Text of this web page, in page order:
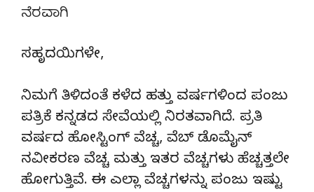
ನೆರವಾಗಿ
ಸಹೃದಯಿಗಳೇ,
ನಿಮಗೆ ತಿಳಿದಂತೆ ಕಳೆದ ಹತ್ತು ವರ್ಷಗಳಿಂದ ಪಂಜು
ಪತ್ರಿಕೆ ಕನ್ನಡದ ಸೇವೆಯಲ್ಲಿ ನಿರತವಾಗಿದೆ. ಪ್ರತಿ
ವರ್ಷದ ಹೋಸ್ಟಿಂಗ್‌ ವೆಚ್ಚ, ವೆಬ್‌ ಡೊಮೈನ್‌
ನವೀಕರಣ ವೆಚ್ಚ ಮತ್ತು ಇತರ ವೆಚ್ಚಗಳು ಹೆಚ್ಚತ್ತಲೇ
ಹೋಗುತ್ತಿವೆ. ಈ ಎಲ್ಲಾ ವೆಚ್ಚಗಳನ್ನು ಪಂಜು ಇಷ್ಟು